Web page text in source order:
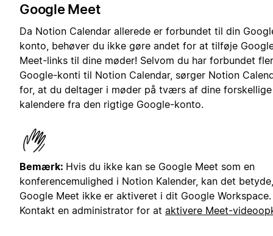
Google Meet
Da Notion Calendar allerede er forbundet til din
konto, behøver du ikke gøre andet for at tilføje
Meet-links til dine møder! Selvom du har forbundet
Google-konti til Notion Calendar, sørger Notion
for, at du deltager i møder på tværs af dine forskellige
kalendere fra den rigtige Google-konto.
Bemærk: Hvis du ikke kan se Google Meet som en
konferencemulighed i Notion Kalender, kan det
Google Meet ikke er aktiveret i dit Google Workspace.
Kontakt en administrator for at aktivere Meet-